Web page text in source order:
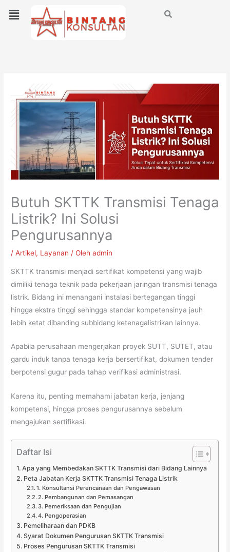
Menu
Butuh SKTTK Transmisi Tenaga
Listrik? Ini Solusi
Pengurusannya
/Artikel, Layanan / Olehadmin
SKTTK transmisi menjadi sertifikat kompetensi yang wajib
dimiliki tenaga teknik pada pekerjaan jaringan transmisi tenaga
listrik. Bidang ini menangani instalasi bertegangan tinggi
hingga ekstra tinggi sehingga standar kompetensinya jauh
lebih ketat dibanding subbidang ketenagalistrikan lainnya.
Apabila perusahaan mengerjakan proyek SUTT, SUTET, atau
gardu induk tanpa tenaga kerja bersertifikat, dokumen tender
berpotensi gugur pada tahap verifikasi administrasi.
Karena itu, penting memahami jabatan kerja, jenjang
kompetensi, hingga proses pengurusannya sebelum
mengajukan sertifikasi.
Daftar Isi
Apa yang Membedakan SKTTK Transmisi dari Bidang Lainnya
Peta Jabatan Kerja SKTTK Transmisi Tenaga Listrik
1. Konsultansi Perencanaan dan Pengawasan
2. Pembangunan dan Pemasangan
3. Pemeriksaan dan Pengujian
4. Pengoperasian
Pemeliharaan dan PDKB
Syarat Dokumen Pengurusan SKTTK Transmisi
Proses Pengurusan SKTTK Transmisi